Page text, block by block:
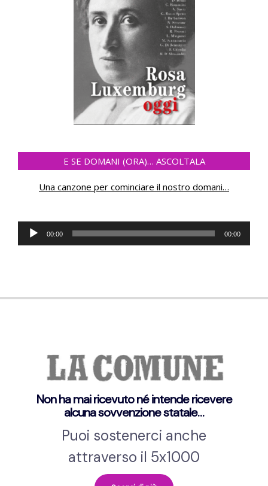
E SE DOMANI (ORA)… ASCOLTALA
Una canzone per cominciare il nostro domani…
Audio-
Player
00:00 00:00
Non ha mai ricevuto né intende ricevere
alcuna sovvenzione statale…
Puoi sostenerci anche
attraverso il 5x1000